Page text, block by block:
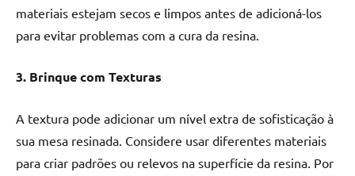
materiais estejam secos e limpos antes de adicioná-los
para evitar problemas com a cura da resina.
3. Brinque com Texturas
A textura pode adicionar um nível extra de sofisticação à
sua mesa resinada. Considere usar diferentes materiais
para criar padrões ou relevos na superfície da resina. Por